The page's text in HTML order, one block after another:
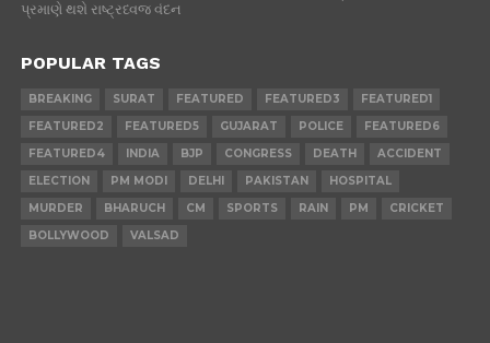
પ્રમાણે થશે રાષ્ટ્રધ્વજ વંદન
POPULAR TAGS
BREAKING SURAT FEATURED FEATURED3
FEATURED1
FEATURED2
FEATURED5 GUJARAT POLICE
FEATURED6
FEATURED4
INDIA BJP CONGRESS DEATH
ACCIDENT
ELECTION
PM MODI DELHI PAKISTAN
HOSPITAL
MURDER
BHARUCH CM SPORTS RAIN PM
CRICKET
BOLLYWOOD
VALSAD